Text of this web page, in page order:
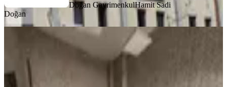
Doğan GayrimenkulHamit Sadi
Doğan
Yenikent İnönü Bulvarı Ziir Yolu
Caddesi